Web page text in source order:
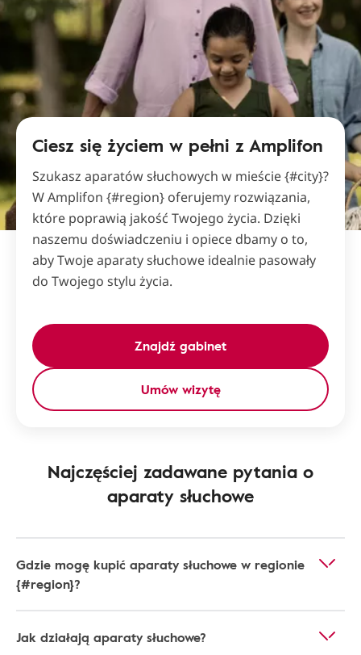
Ciesz się życiem w pełni z Amplifon
Szukasz aparatów słuchowych w mieście {#city}?
W Amplifon {#region} oferujemy rozwiązania,
które poprawią jakość Twojego życia. Dzięki
naszemu doświadczeniu i opiece dbamy o to,
aby Twoje aparaty słuchowe idealnie pasowały
do Twojego stylu życia.
Znajdź gabinet
Umów wizytę
Najczęściej zadawane pytania o
aparaty słuchowe
Gdzie mogę kupić aparaty słuchowe w regionie
{#region}?
Jak działają aparaty słuchowe?